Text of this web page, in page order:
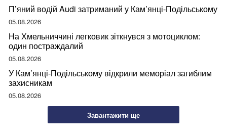
П’яний водій Audi затриманий у Кам’янці-Подільському
05.08.2026
На Хмельниччині легковик зіткнувся з мотоциклом:
один постраждалий
05.08.2026
У Кам’янці-Подільському відкрили меморіал загиблим
захисникам
05.08.2026
Завантажити ще